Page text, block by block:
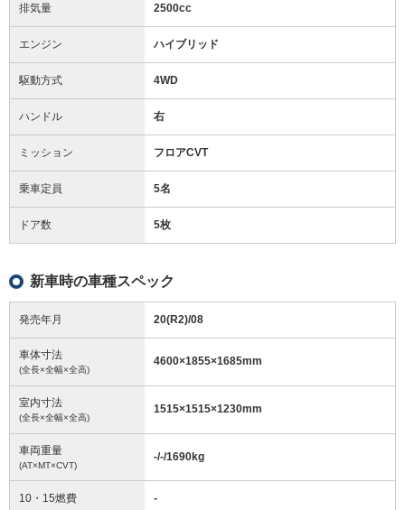
排気量 2500cc
エンジン ハイブリッド
駆動方式 4WD
ハンドル 右
ミッション フロアCVT
乗車定員 5名
ドア数 5枚
新車時の車種スペック
発売年月 20(R2)/08
車体寸法
(全長×全幅×全高)
4600×1855×1685mm
室内寸法
(全長×全幅×全高)
1515×1515×1230mm
車両重量
(AT×MT×CVT)
-/-/1690kg
10・15燃費 -